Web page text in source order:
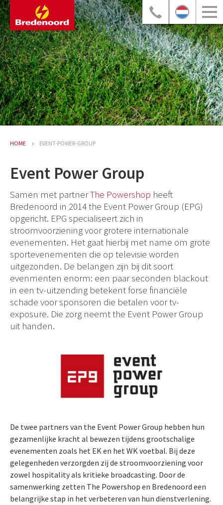
HOME EVENT-POWER-GROUP
Event Power Group
Samen met partnerThe Powershop heeft
Bredenoord in 2014 the Event Power Group (EPG)
opgericht. EPG specialiseert zich in
stroomvoorziening voor grotere internationale
evenementen. Het gaat hierbij met name om grote
sportevenementen die op televisie worden
uitgezonden. De belangen zijn bij dit soort
evenmenten enorm: een paar seconden blackout
in een tv-uitzending betekent forse financiële
schade voor sponsoren die betalen voor tv-
exposure. Die zorg neemt the Event Power Group
uit handen.
De twee partners van the Event Power Group hebben hun
gezamenlijke kracht al bewezen tijdens grootschalige
evenementen zoals het EK en het WK voetbal. Bij deze
gelegenheden verzorgden zij de stroomvoorziening voor
zowel hospitality als kritieke broadcasting. Door de
samenwerking zetten The Powershop en Bredenoord een
belangrijke stap in het verbeteren van hun dienstverlening.